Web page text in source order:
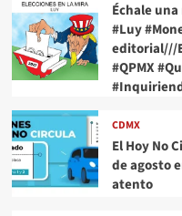
Échale
#Luy
editorial///
#QPMX
CDMX
El Hoy No
de agosto
atento